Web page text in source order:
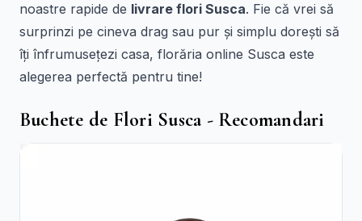
noastre rapide de livrare flori Susca. Fie că vrei să
surprinzi pe cineva drag sau pur și simplu dorești să
îți înfrumusețezi casa, florăria online Susca este
alegerea perfectă pentru tine!
Buchete de Flori Susca - Recomandari